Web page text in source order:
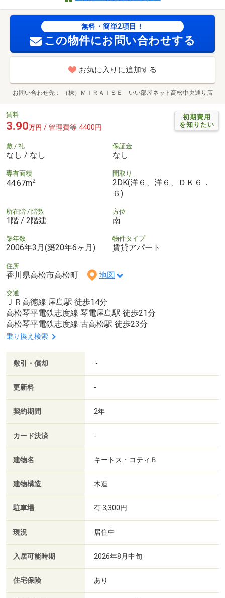
無料・簡単2項目！
この物件にお問い合わせする
お気に入りに追加する
お問い合わせ先 （株）ＭＩＲＡＩＳＥ いい部屋ネット高松中央通り店
初期費用
を知りたい
賃料
3.90万円 / 管理費等 4400円
敷 / 礼
なし / なし
保証金
なし
専有面積
44.67m2
間取り
2DK(洋６、洋６、ＤＫ６．
６)
所在階 / 階数
1階 / 2階建
方位
南
築年数
2006年3月(築20年6ヶ月)
物件タイプ
賃貸アパート
住所
香川県高松市高松町 地図
交通
ＪＲ高徳線 屋島駅 徒歩14分
高松琴平電鉄志度線 琴電屋島駅 徒歩21分
高松琴平電鉄志度線 古高松駅 徒歩23分
乗り換え検索
敷引・償却 -
更新料 -
契約期間 2年
カード決済 -
建物名 キートス・コティＢ
建物構造 木造
駐車場 有 3,300円
現況 居住中
入居可能時期 2026年8月中旬
住宅保険 あり